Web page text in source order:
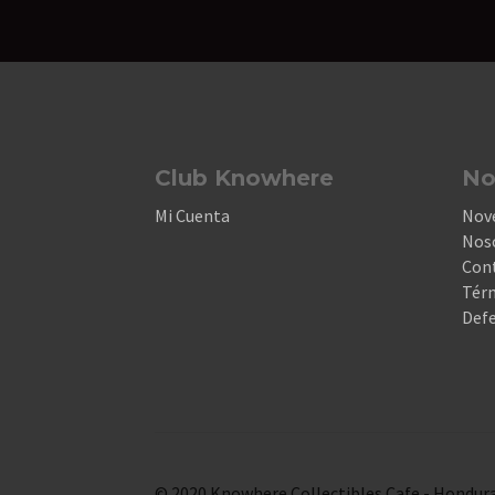
Club Knowhere
Mi Cuenta